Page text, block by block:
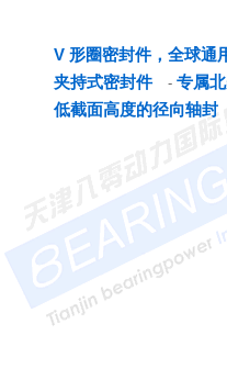
V 形圈密封件，全球通
夹持式密封件
- 专属
低截面高度的径向轴封